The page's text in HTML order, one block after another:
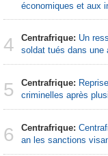
économiques et aux
4 Centrafrique: Un
soldat tués dans une
5 Centrafrique:
criminelles après
6 Centrafrique:
an les sanctions